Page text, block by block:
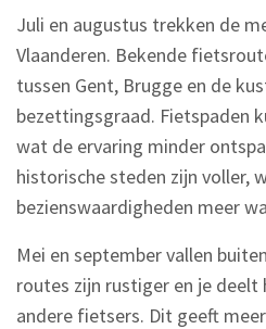
Juli en augustus trekken de
Vlaanderen. Bekende
tussen Gent, Brugge en de
bezettingsgraad. Fietspaden
wat de ervaring minder
historische steden zijn voller,
bezienswaardigheden meer
Mei en september vallen
routes zijn rustiger en je
andere fietsers. Dit geeft